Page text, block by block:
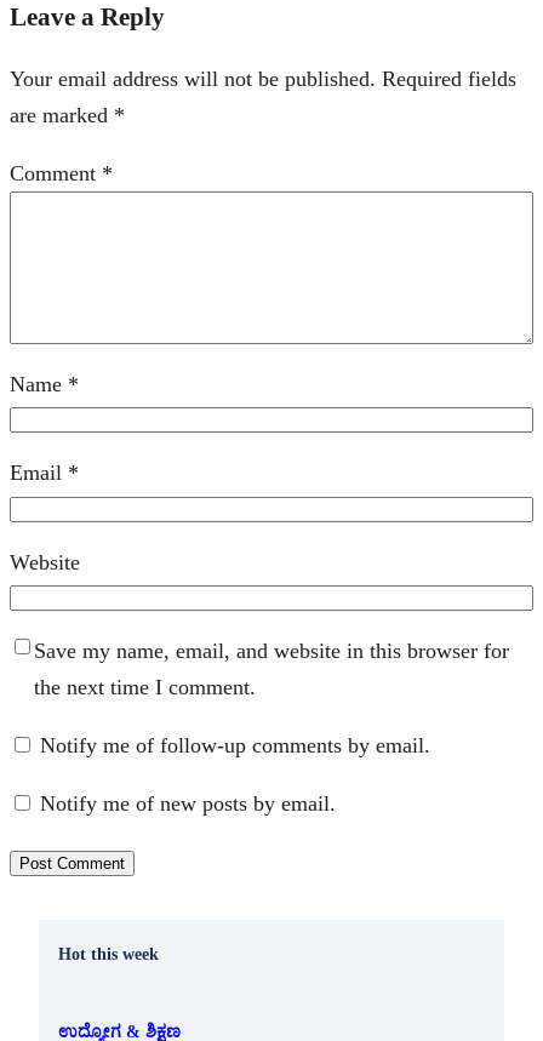
Leave a Reply
Your email address will not be published. Required fields
are marked *
Comment *
Name *
Email *
Website
Save my name, email, and website in this browser for
the next time I comment.
Notify me of follow-up comments by email.
Notify me of new posts by email.
Hot this week
ಉದ್ಯೋಗ & ಶಿಕ್ಷಣ